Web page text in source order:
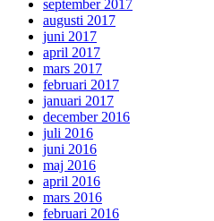
september 2017
augusti 2017
juni 2017
april 2017
mars 2017
februari 2017
januari 2017
december 2016
juli 2016
juni 2016
maj 2016
april 2016
mars 2016
februari 2016